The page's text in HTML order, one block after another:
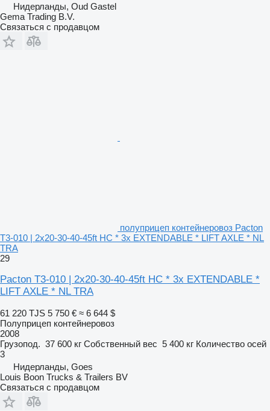
Нидерланды, Oud Gastel
Gema Trading B.V.
Связаться с продавцом
полуприцеп контейнеровоз Pacton
T3-010 | 2x20-30-40-45ft HC * 3x EXTENDABLE * LIFT AXLE * NL
TRA
29
Pacton T3-010 | 2x20-30-40-45ft HC * 3x EXTENDABLE *
LIFT AXLE * NL TRA
61 220 TJS 5 750 € ≈ 6 644 $
Полуприцеп контейнеровоз
2008
Грузопод. 37 600 кг Собственный вес 5 400 кг Количество осей
3
Нидерланды, Goes
Louis Boon Trucks & Trailers BV
Связаться с продавцом